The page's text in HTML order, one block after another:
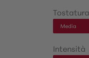
Tostatura
Media
Intensità